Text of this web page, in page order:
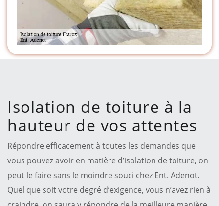
Isolation de toiture à la
hauteur de vos attentes
Répondre efficacement à toutes les demandes que
vous pouvez avoir en matière d’isolation de toiture, on
peut le faire sans le moindre souci chez Ent. Adenot.
Quel que soit votre degré d’exigence, vous n’avez rien à